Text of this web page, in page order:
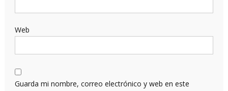
Web
Guarda mi nombre, correo electrónico y web en este